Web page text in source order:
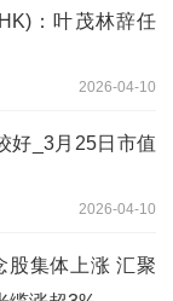
：叶茂林辞任
2026-04-10
好_3月25日市值
2026-04-10
股集体上涨 汇聚